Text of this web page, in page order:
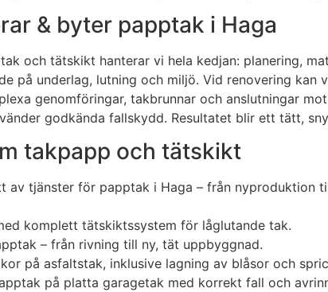
& byter papptak i Haga
och tätskikt hanterar vi hela kedjan: planering,
på underlag, lutning och miljö. Vid renovering
genomföringar, takbrunnar och anslutningar
godkända fallskydd. Resultatet blir ett tätt,
takpapp och tätskikt
av tjänster för papptak i Haga – från nyproduktion
komplett tätskiktssystem för låglutande tak.
– från rivning till ny, tät uppbyggnad.
på asfaltstak, inklusive lagning av blåsor och
på platta garagetak med korrekt fall och